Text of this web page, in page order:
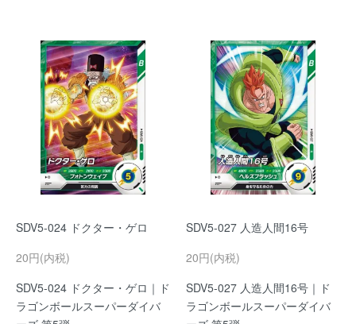
SDV5-024 ドクター・ゲロ
20円(内税)
SDV5-024 ドクター・ゲロ｜ド
ラゴンボールスーパーダイバ
SDV5-027 人造人間16号
20円(内税)
SDV5-027 人造人間16号｜ド
ラゴンボールスーパーダイバ